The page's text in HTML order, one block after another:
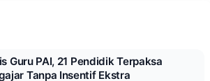
Guru PAI, 21 Pendidik Terpaksa
Tanpa Insentif Ekstra